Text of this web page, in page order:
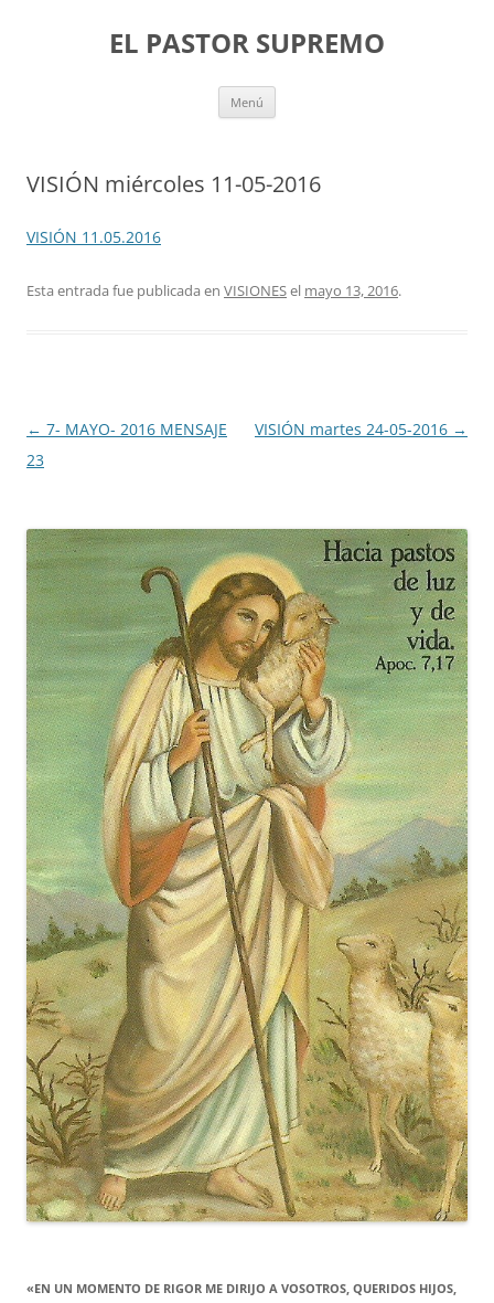
EL PASTOR SUPREMO
Menú
VISIÓN miércoles 11-05-2016
VISIÓN 11.05.2016
Esta entrada fue publicada en VISIONESel mayo 13, 2016.
Navegación
de
← 7- MAYO- 2016 MENSAJE
23
VISIÓN martes 24-05-2016 →
«EN UN MOMENTO DE RIGOR ME DIRIJO A VOSOTROS, QUERIDOS HIJOS,